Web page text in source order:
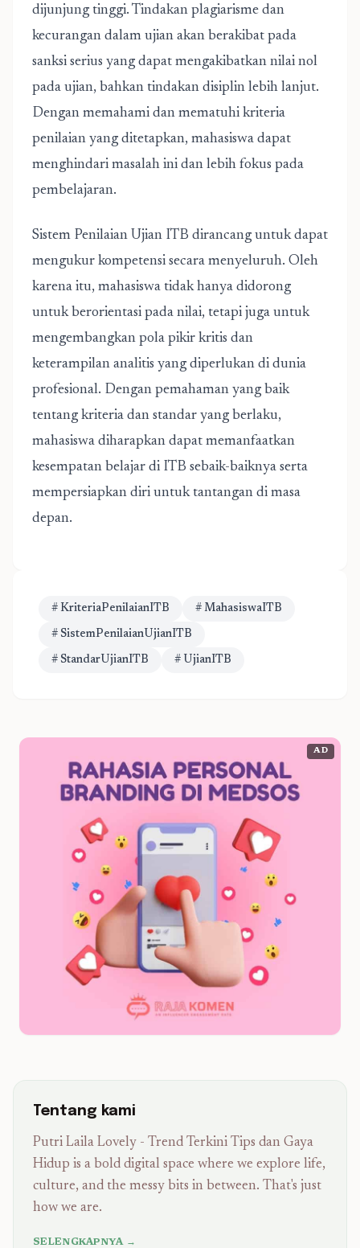
dijunjung tinggi. Tindakan plagiarisme dan
kecurangan dalam ujian akan berakibat pada
sanksi serius yang dapat mengakibatkan nilai nol
pada ujian, bahkan tindakan disiplin lebih lanjut.
Dengan memahami dan mematuhi kriteria
penilaian yang ditetapkan, mahasiswa dapat
menghindari masalah ini dan lebih fokus pada
pembelajaran.
Sistem Penilaian Ujian ITB dirancang untuk dapat
mengukur kompetensi secara menyeluruh. Oleh
karena itu, mahasiswa tidak hanya didorong
untuk berorientasi pada nilai, tetapi juga untuk
mengembangkan pola pikir kritis dan
keterampilan analitis yang diperlukan di dunia
profesional. Dengan pemahaman yang baik
tentang kriteria dan standar yang berlaku,
mahasiswa diharapkan dapat memanfaatkan
kesempatan belajar di ITB sebaik-baiknya serta
mempersiapkan diri untuk tantangan di masa
depan.
# KriteriaPenilaianITB # MahasiswaITB
# SistemPenilaianUjianITB
# StandarUjianITB # UjianITB
AD
Tentang kami
Putri Laila Lovely - Trend Terkini Tips dan Gaya
Hidup is a bold digital space where we explore life,
culture, and the messy bits in between. That's just
how we are.
SELENGKAPNYA →